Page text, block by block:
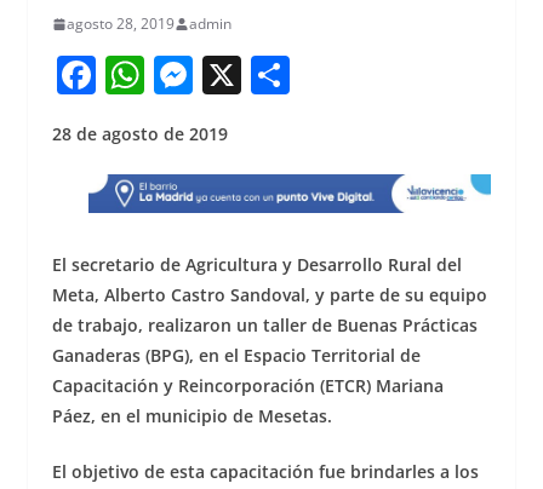
agosto 28, 2019 admin
F
c
e
b
o
o
k
W
at
s
A
p
p
M
ss
e
n
g
er
X S
e
28 de agosto de 2019
El secretario de Agricultura y Desarrollo Rural del
Meta, Alberto Castro Sandoval, y parte de su equipo
de trabajo, realizaron un taller de Buenas Prácticas
Ganaderas (BPG), en el Espacio Territorial de
Capacitación y Reincorporación (ETCR) Mariana
Páez, en el municipio de Mesetas.
El objetivo de esta capacitación fue brindarles a los